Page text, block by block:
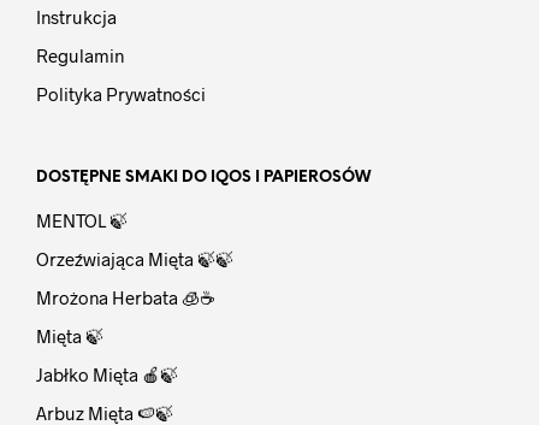
Instrukcja
Regulamin
Polityka Prywatności
DOSTĘPNE SMAKI DO IQOS I PAPIEROSÓW
MENTOL 🍃
Orzeźwiająca Mięta 🍃🍃
Mrożona Herbata 🧊☕
Mięta 🍃
Jabłko Mięta 🍎🍃
Arbuz Mięta 🍉🍃